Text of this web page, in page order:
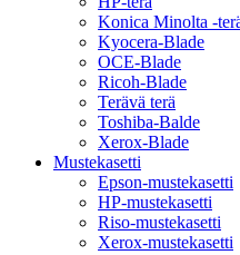
Konica Minolta -
Kyocera-Blade
OCE-Blade
Ricoh-Blade
Terävä terä
Toshiba-Balde
Xerox-Blade
Mustekasetti
Epson-mustekasetti
HP-mustekasetti
Riso-mustekasetti
Xerox-mustekasetti